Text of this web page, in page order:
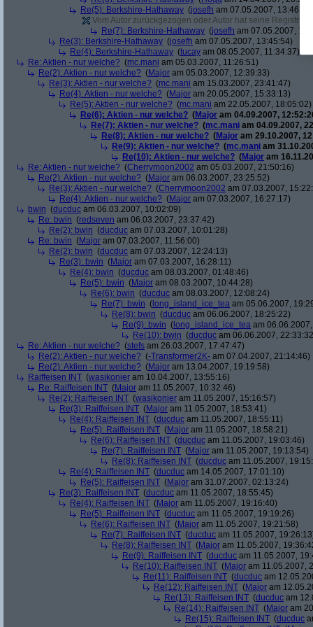
Re(5): Berkshire-Hathaway (josefh am 07.05.2007, 13:46:53)
Vom Autor zurückgezogen oder Autor hat seine
Re(7): Berkshire-Hathaway (josefh am 07.05.2007,
Re(3): Berkshire-Hathaway (josefh am 07.05.2007, 13:45:54)
Re(4): Berkshire-Hathaway (tucay am 08.05.2007, 11:34:37)
Re: Aktien - nur welche? (mc.mani am 05.03.2007, 11:26:51)
Re(2): Aktien - nur welche? (Major am 05.03.2007, 12:39:33)
Re(3): Aktien - nur welche? (mc.mani am 15.03.2007, 23:41:47)
Re(4): Aktien - nur welche? (Major am 20.05.2007, 15:33:13)
Re(5): Aktien - nur welche? (mc.mani am 22.05.2007, 18:05:02)
Re(6): Aktien - nur welche? (Major am 04.09.2007,
Re(7): Aktien - nur welche? (mc.mani am 04.09.2007,
Re(8): Aktien - nur welche? (Major am 29.10.2007,
Re(9): Aktien - nur welche? (mc.mani am
Re(10): Aktien - nur welche? (Major am
Re: Aktien - nur welche? (Cherrymoon2002 am 05.03.2007, 21:50:16)
Re(2): Aktien - nur welche? (Major am 06.03.2007, 23:25:52)
Re(3): Aktien - nur welche? (Cherrymoon2002 am 07.03.2007,
Re(4): Aktien - nur welche? (Major am 07.03.2007, 16:27:17)
bwin (ducduc am 06.03.2007, 10:02:09)
Re: bwin (redseven am 06.03.2007, 23:37:42)
Re(2): bwin (ducduc am 07.03.2007, 10:01:28)
Re: bwin (Major am 07.03.2007, 11:56:00)
Re(2): bwin (ducduc am 07.03.2007, 12:24:13)
Re(3): bwin (Major am 07.03.2007, 16:28:11)
Re(4): bwin (ducduc am 08.03.2007, 01:48:46)
Re(5): bwin (Major am 08.03.2007, 10:44:28)
Re(6): bwin (ducduc am 08.03.2007, 12:08:24)
Re(7): bwin ( long_island_ice_tea am 05.06.2007,
Re(8): bwin (ducduc am 06.06.2007, 18:25:22)
Re(9): bwin ( long_island_ice_tea am
Re(10): bwin (ducduc am 06.06.2007,
Re: Aktien - nur welche? (stefs am 26.03.2007, 17:47:47)
Re(2): Aktien - nur welche? (-Transformer2K- am 07.04.2007, 21:14:46)
Re(2): Aktien - nur welche? (Major am 13.04.2007, 19:19:58)
Raiffeisen INT (wasikonier am 10.04.2007, 13:55:16)
Re: Raiffeisen INT (Major am 11.05.2007, 10:32:46)
Re(2): Raiffeisen INT (wasikonier am 11.05.2007, 15:16:57)
Re(3): Raiffeisen INT (Major am 11.05.2007, 18:53:41)
Re(4): Raiffeisen INT (ducduc am 11.05.2007, 18:55:11)
Re(5): Raiffeisen INT (Major am 11.05.2007, 18:58:21)
Re(6): Raiffeisen INT (ducduc am 11.05.2007, 19:03:46)
Re(7): Raiffeisen INT (Major am 11.05.2007, 19:13:54)
Re(8): Raiffeisen INT (ducduc am 11.05.2007,
Re(4): Raiffeisen INT (ducduc am 14.05.2007, 17:01:10)
Re(5): Raiffeisen INT (Major am 31.07.2007, 02:13:24)
Re(3): Raiffeisen INT (ducduc am 11.05.2007, 18:55:45)
Re(4): Raiffeisen INT (Major am 11.05.2007, 19:16:40)
Re(5): Raiffeisen INT (ducduc am 11.05.2007, 19:19:26)
Re(6): Raiffeisen INT (Major am 11.05.2007, 19:21:58)
Re(7): Raiffeisen INT (ducduc am 11.05.2007,
Re(8): Raiffeisen INT (Major am 11.05.2007,
Re(9): Raiffeisen INT (ducduc am 11.05.2007,
Re(10): Raiffeisen INT (Major am 11.05.2007,
Re(11): Raiffeisen INT (ducduc am
Re(12): Raiffeisen INT (Major am
Re(13): Raiffeisen INT (ducduc am
Re(14): Raiffeisen INT (Major am
Re(15): Raiffeisen INT (ducduc